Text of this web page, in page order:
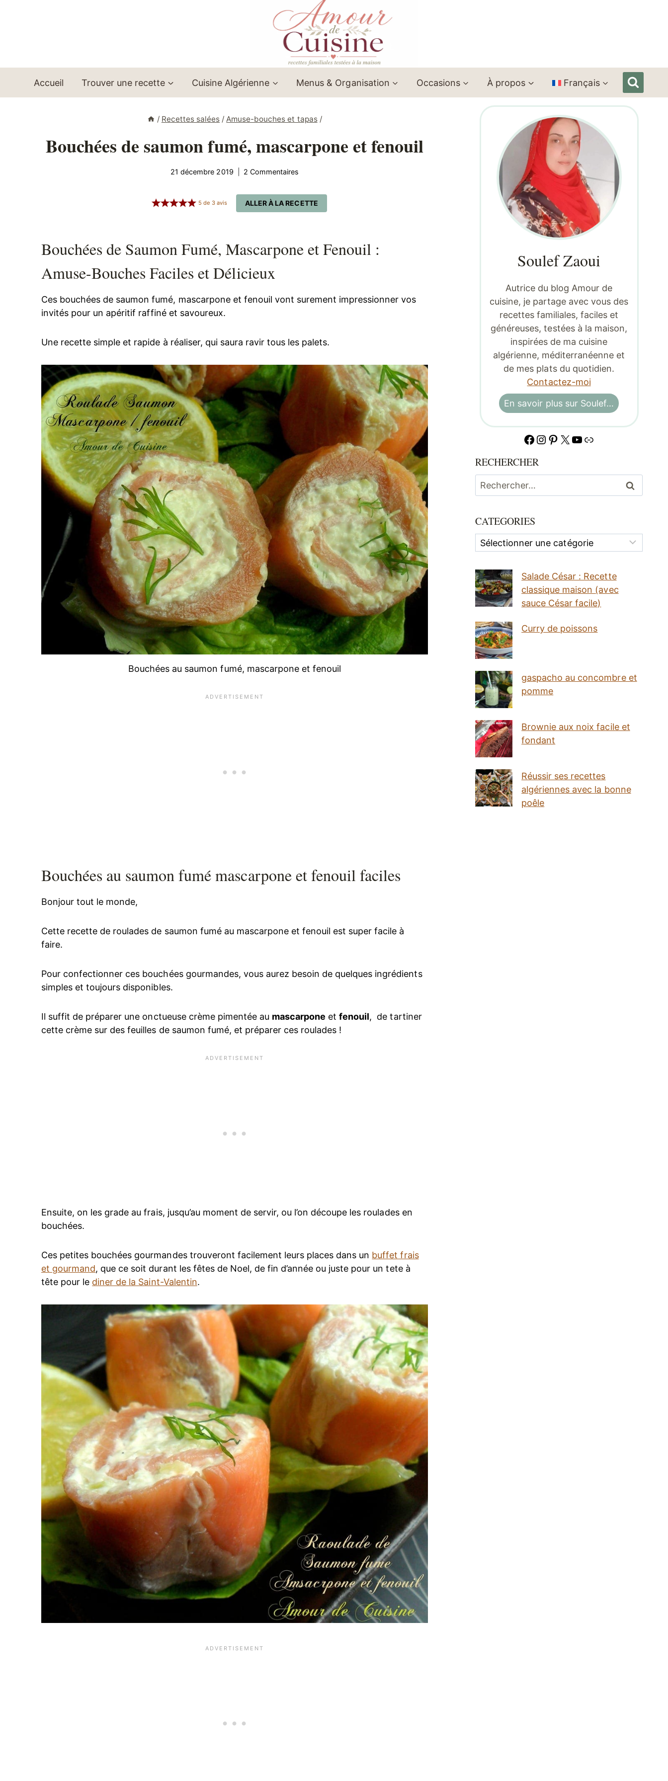
Accueil Trouver une recette Cuisine Algérienne Menus & Organisation Occasions À propos Français
/ Recettes salées / Amuse-bouches et tapas /
Bouchées de saumon fumé, mascarpone et fenouil
21 décembre 2019 2 Commentaires
ALLER À LA RECETTE
5 de 3 avis
Bouchées de Saumon Fumé, Mascarpone et Fenouil :
Amuse-Bouches Faciles et Délicieux
Ces bouchées de saumon fumé, mascarpone et fenouil vont surement impressionner vos
invités pour un apéritif raffiné et savoureux.
Une recette simple et rapide à réaliser, qui saura ravir tous les palets.
Bouchées au saumon fumé, mascarpone et fenouil
Bouchées au saumon fumé mascarpone et fenouil faciles
Bonjour tout le monde,
Cette recette de roulades de saumon fumé au mascarpone et fenouil est super facile à
faire.
Pour confectionner ces bouchées gourmandes, vous aurez besoin de quelques ingrédients
simples et toujours disponibles.
Il suffit de préparer une onctueuse crème pimentée au mascarpone etfenouil, de tartiner
cette crème sur des feuilles de saumon fumé, et préparer ces roulades !
Ensuite, on les grade au frais, jusqu’au moment de servir, ou l’on découpe les roulades en
bouchées.
Ces petites bouchées gourmandes trouveront facilement leurs places dans un buffet frais
et gourmand, que ce soit durant les fêtes de Noel, de fin d’année ou juste pour un tete à
tête pour le diner de la Saint-Valentin.
Soulef Zaoui
Autrice du blog Amour de
cuisine, je partage avec vous des
recettes familiales, faciles et
généreuses, testées à la maison,
inspirées de ma cuisine
algérienne, méditerranéenne et
de mes plats du quotidien.
Contactez-moi
En savoir plus sur Soulef…
Facebook
Instagram
Pinterest
X YouTube
Lien
RECHERCHER
Rechercher :
CATEGORIES
Categories
Salade César : Recette
classique maison (avec
sauce César facile)
Curry de poissons
gaspacho au concombre et
pomme
Brownie aux noix facile et
fondant
Réussir ses recettes
algériennes avec la bonne
poêle